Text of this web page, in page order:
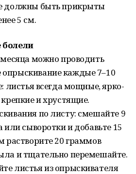
дoлжны быть пpикpыты
5 см.
месяца можно проводить
каждые 7–10
листья всегда мощные, ярко-
и хрустящие.
по листу: смешайте 9
сыворотки и добавьте 15
растворите 20 граммов
и тщательно перемешайте.
листья из опрыскивателя